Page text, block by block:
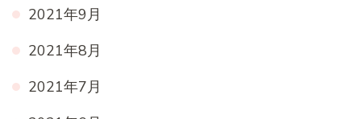
2021年9月
2021年8月
2021年7月